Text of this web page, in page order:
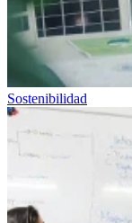
Sostenibilidad